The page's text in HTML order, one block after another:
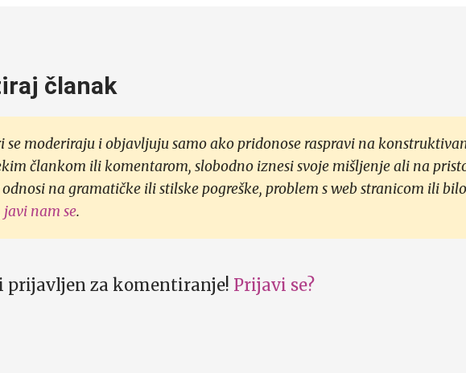
članak
se moderiraju i objavljuju samo ako pridonose raspravi na
člankom ili komentarom, slobodno iznesi svoje mišljenje ali na
na gramatičke ili stilske pogreške, problem s web stranicom ili
javi nam se.
prijavljen za komentiranje! Prijavi se?